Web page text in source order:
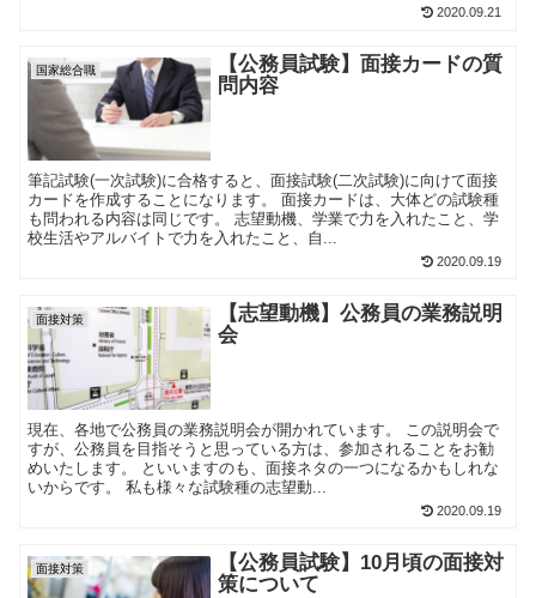
2020.09.21
国家総合職
【公務員試験】面接カードの質
問内容
筆記試験(一次試験)に合格すると、面接試験(二次試験)に向けて面接
カードを作成することになります。 面接カードは、大体どの試験種
も問われる内容は同じです。 志望動機、学業で力を入れたこと、学
校生活やアルバイトで力を入れたこと、自...
2020.09.19
面接対策
【志望動機】公務員の業務説明
会
現在、各地で公務員の業務説明会が開かれています。 この説明会で
すが、公務員を目指そうと思っている方は、参加されることをお勧
めいたします。 といいますのも、面接ネタの一つになるかもしれな
いからです。 私も様々な試験種の志望動...
2020.09.19
面接対策
【公務員試験】10月頃の面接対
策について